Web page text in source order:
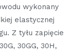
wykonany
elastycznej
Z tyłu zapięcie
30GG, 30H,